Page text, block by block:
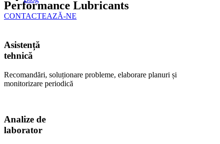
CONTACTEAZĂ-NE
Performance Lubricants
Asistență
tehnică
Recomandări, soluționare probleme, elaborare planuri și
monitorizare periodică
Analize de
laborator